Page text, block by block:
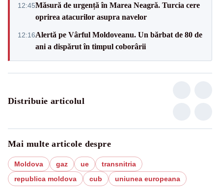
12:45Măsură de urgență în Marea Neagră. Turcia cere
oprirea atacurilor asupra navelor
12:16Alertă pe Vârful Moldoveanu. Un bărbat de 80 de
ani a dispărut în timpul coborârii
Distribuie articolul
Mai multe articole despre
Moldova gaz ue
transnitria
republica moldova
cub uniunea europeana